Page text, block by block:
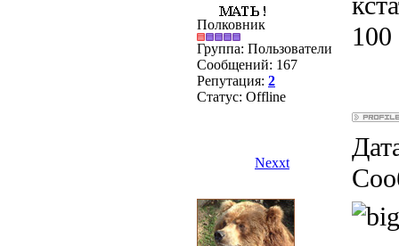
Полковник
Группа: Пользователи
Сообщений: 167
Репутация: 2
Статус: Offline
Nexxt